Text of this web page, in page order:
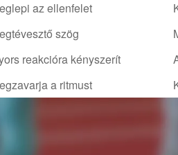
az ellenfelet
szög
reakcióra kényszerít
a ritmust